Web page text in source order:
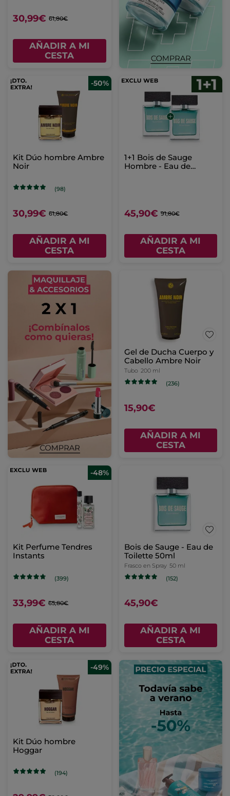
30,99€ 61,80€
AÑADIR A MI
CESTA
-50%
Kit Dúo hombre Ambre
Noir
(98)
30,99€ 61,80€
AÑADIR A MI
CESTA
1+1 Bois de Sauge
Hombre - Eau de
45,90€ 91,80€
AÑADIR A MI
CESTA
Gel de Ducha Cuerpo y
Cabello Ambre Noir
Tubo 200 ml
(236)
15,90€
AÑADIR A MI
CESTA
-48%
Kit Perfume Tendres
Instants
(399)
33,99€ 65,80€
AÑADIR A MI
CESTA
Bois de Sauge - Eau de
Toilette 50ml
Frasco en Spray 50 ml
(152)
45,90€
AÑADIR A MI
CESTA
-49%
Kit Dúo hombre
Hoggar
(194)